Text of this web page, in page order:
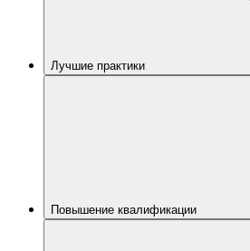
Лучшие практики
Повышение квалификации